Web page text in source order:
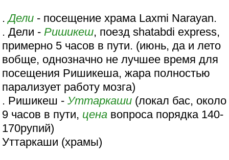
.Дели - посещение храма Laxmi Narayan.
. Дели -Ришикеш, поезд shatabdi express,
примерно 5 часов в пути. (июнь, да и лето
вобще, однозначно не лучшее время для
посещения Ришикеша, жара полностью
парализует работу мозга)
. Ришикеш -Уттаркаши (локал бас, около
9 часов в пути, цена вопроса порядка 140-
170рупий)
Уттаркаши (храмы)